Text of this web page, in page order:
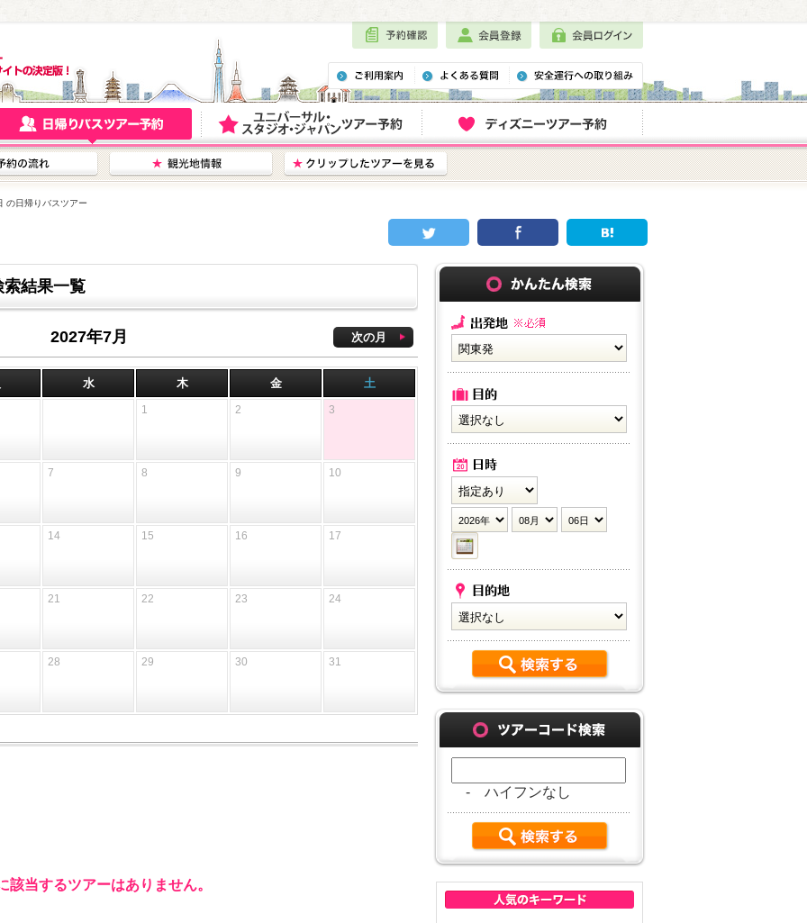
の日帰りバスツアー
- ハイフンなし
結果一覧
次の月
2027年7月
水 木 金 土
1 2 3
7 8 9 10
14 15 16 17
21 22 23 24
28 29 30 31
該当するツアーはありません。